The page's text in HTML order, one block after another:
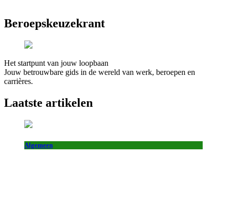
Beroepskeuzekrant
Het startpunt van jouw loopbaan
Jouw betrouwbare gids in de wereld van werk, beroepen en
carrières.
Laatste artikelen
Algemeen